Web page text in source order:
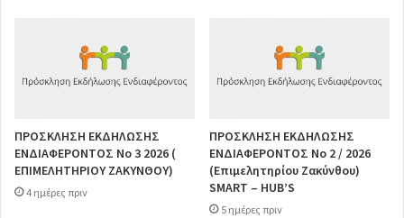
ΠΡΟΣΚΛΗΣΗ ΕΚΔΗΛΩΣΗΣ
ΕΝΔΙΑΦΕΡΟΝΤΟΣ Νο 3 2026 (
ΕΠΙΜΕΛΗΤΗΡΙΟΥ ΖΑΚΥΝΘΟΥ)
4 ημέρες πριν
ΠΡΟΣΚΛΗΣΗ ΕΚΔΗΛΩΣΗΣ
ΕΝΔΙΑΦΕΡΟΝΤΟΣ Νο 2 / 2026
(Επιμελητηρίου Ζακύνθου)
SMART – HUB’S
5 ημέρες πριν